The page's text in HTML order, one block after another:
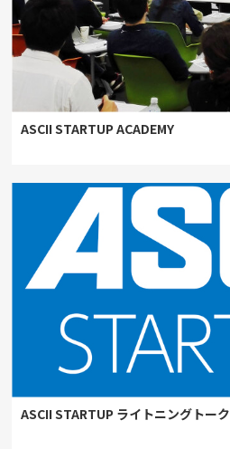
ASCII STARTUP ACADEMY
ASCII STARTUP ライトニングトーク